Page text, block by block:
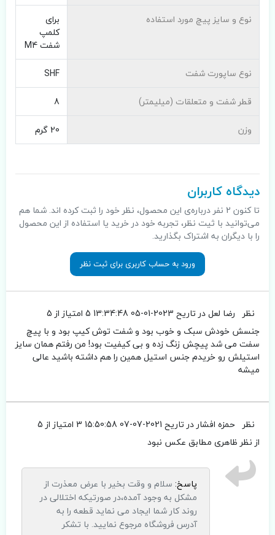
نوع و سایز پیچ مورد استفاده
برای
کلمپ
شفت M4
نوع ساپورت شفت
SHF
قطر شفت و متعلقات (میلیمتر)
8
وزن
20 گرم
دیدگاه کاربران
تا کنون 2 نفر درباره‌ی این محصول، نظر خود را ثبت کرده اند. شما هم
می‌توانید با ثیت نظر، تجربه خود در خرید یا استفاده از این محصول
را با دیگران به اشتراک بگذارید.
ورود به حساب کاربری برای ثبت نظر
نظر رضا لعلدر تاریح 2023-01-05 13:34:48
5 امتیاز از 5
جنسش خودش سبک و خوب بود و شفت توش کیپ بود و با پیچ
سفت می شد پیچش زنگ زده و بی کیفیت بود! من رفتم همان سایز
استیلش رو خریدم جنس استیل همین را هم داشته باشید عالی
میشه
نظر حمزه افشاردر تاریح 2021-07-07 15:50:58
3 امتیاز از 5
از نظر ظاهری مطابق عکس نبود
پاسخ: سلام و وقت بخیر با عرض معذرت از
مشکل به وجود آمده،در صورتیکه اختلالی در
روند کار شما ایجاد می نماید قطعه را به
آدرس فروشگاه مرجوع نمایید. با تشکر